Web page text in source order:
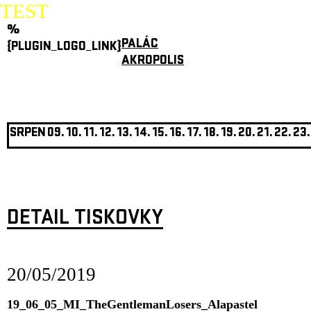
TEST
%
{PLUGIN_LOGO_LINK}PALÁC
AKROPOLIS
SRPEN09.10.11.12.13.14.15.16.17.18.19.20.21.22.23.
DETAIL TISKOVKY
20/05/2019
19_06_05_MI_TheGentlemanLosers_Alapastel